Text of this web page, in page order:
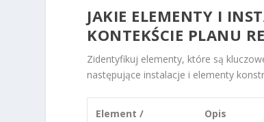
JAKIE ELEMENTY I
KONTEKŚCIE PLANU
Zidentyfikuj elementy, które są
następujące instalacje i elementy
Element /
Opis